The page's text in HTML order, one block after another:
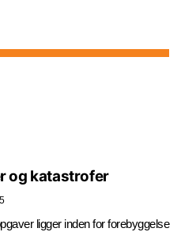
og katastrofer
ligger inden for forebyggelse